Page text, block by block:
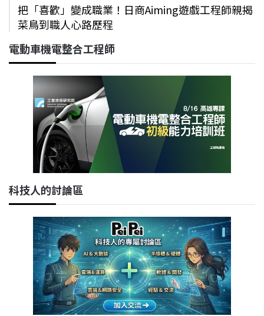
把「喜歡」變成職業！日商Aiming遊戲工程師親揭
菜鳥到職人心路歷程
電動車機電整合工程師
科技人的討論區